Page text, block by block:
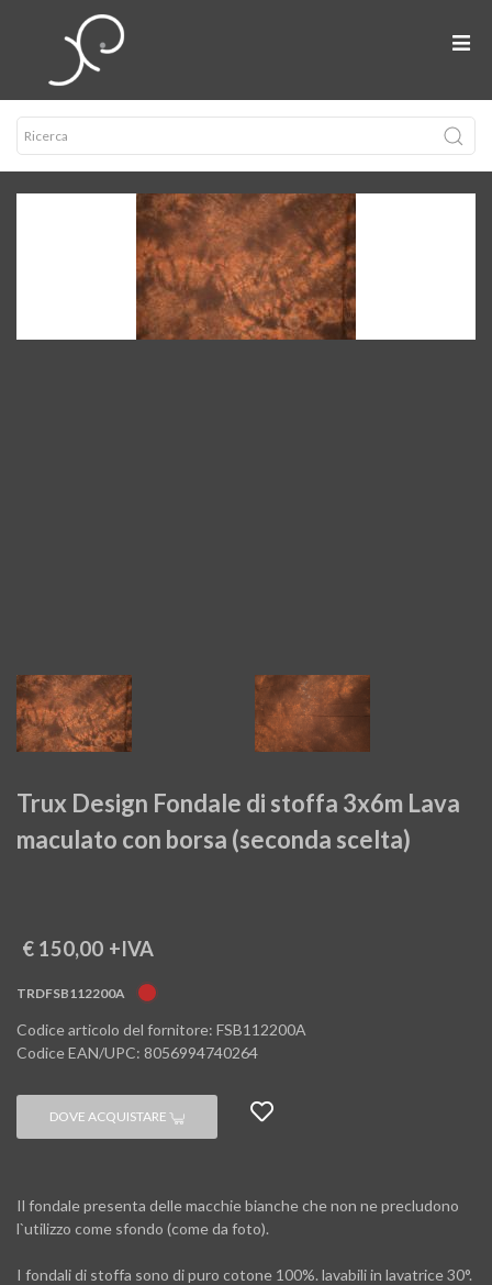
Trux Design Fondale di stoffa 3x6m Lava
maculato con borsa (seconda scelta)
€ 150,00 +IVA
TRDFSB112200A
Codice articolo del fornitore: FSB112200A
Codice EAN/UPC: 8056994740264
DOVE ACQUISTARE
Il fondale presenta delle macchie bianche che non ne precludono
l`utilizzo come sfondo (come da foto).
I fondali di stoffa sono di puro cotone 100%. lavabili in lavatrice 30°.